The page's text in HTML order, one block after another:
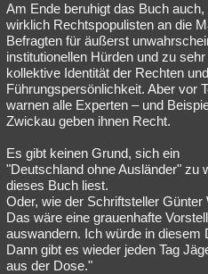
Am Ende beruhigt das Buch
wirklich Rechtspopulisten an die
Befragten für äußerst
institutionellen Hürden und zu
kollektive Identität der Rechten
Führungspersönlichkeit. Aber vor
warnen alle Experten – und
Zwickau geben ihnen Recht.
Es gibt keinen Grund, sich ein
"Deutschland ohne Ausländer" zu
dieses Buch liest.
Oder, wie der Schriftsteller Günter
Das wäre eine grauenhafte
auswandern. Ich würde in diesem
Dann gibt es wieder jeden Tag
aus der Dose."